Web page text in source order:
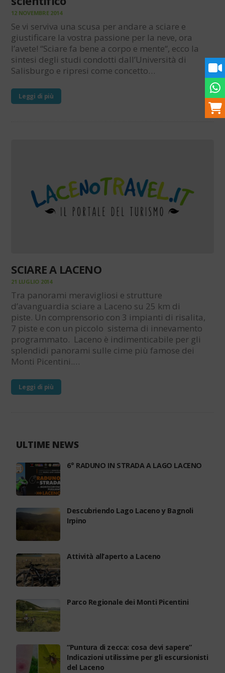
12 NOVEMBRE 2014
Se vi serviva una scusa per andare a sciare e
giustificare la vostra passione per la neve, ora
l’avete! “Sciare fa bene a corpo e mente“, ecco la
sintesi degli studi condotti dall’Università di
Salisburgo e ripresi come concetto…
Leggi di più
SCIARE A LACENO
21 LUGLIO 2014
Tra panorami meravigliosi e strutture
d’avanguardia sciare a Laceno su 25 km di
piste. Un comprensorio con 3 impianti di risalita,
7 piste e con un piccolo sistema di innevamento
programmato. Laceno è indimenticabile per gli
splendidi panorami sulle cime più famose dei
Monti Picentini.…
Leggi di più
ULTIME NEWS
6° RADUNO IN STRADA A LAGO LACENO
Descubriendo Lago Laceno y Bagnoli
Irpino
Attività all’aperto a Laceno
Parco Regionale dei Monti Picentini
“Puntura di zecca: cosa devi sapere”
Indicazioni utilissime per gli escursionisti
del Laceno